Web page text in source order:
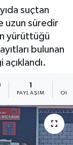
suçtan
uzun süredir
yürüttüğü
bulunan
PAYLAŞIM